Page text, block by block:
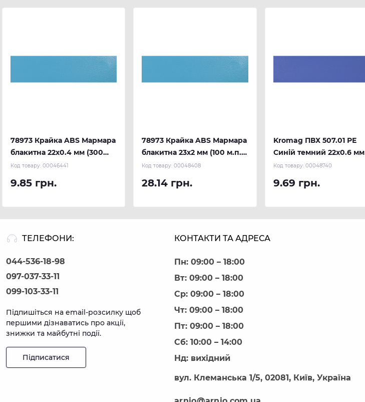
78973 Крайка ABS Мармара
блакитна 22х0.4 мм (300
м.п.) REHAU
Код товару: 00046441
9.85 грн.
78973 Крайка ABS Мармара
блакитна 23х2 мм (100 м.п.)
REHAU
Код товару:00048408
28.14 грн.
Kromag ПВХ 507.01 РЕ
Синій темний 22х0.6 мм
Код товару: 00048740
9.69 грн.
ТЕЛЕФОНИ:
044-536-18-98
097-037-33-11
099-103-33-11
Підпишіться на email-розсилку щоб
першими дізнаватись про акції,
знижки та майбутні події.
Підписатися
КОНТАКТИ ТА АДРЕСА
Пн: 09:00 – 18:00
Вт: 09:00 – 18:00
Ср: 09:00 – 18:00
Чт: 09:00 – 18:00
Пт: 09:00 – 18:00
Сб: 10:00 – 14:00
Нд: вихідний
вул. Клеманська 1/5, 02081, Київ, Україна